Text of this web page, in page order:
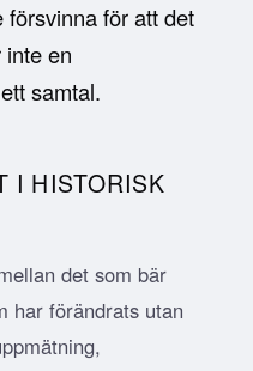
försvinna för att det
en
samtal.
I HISTORISK
det som bär
har förändrats utan